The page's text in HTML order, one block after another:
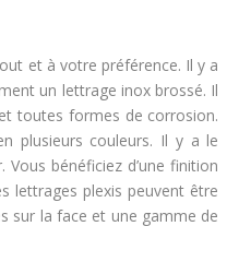
et à votre préférence. Il y a
un lettrage inox brossé. Il
toutes formes de corrosion.
plusieurs couleurs. Il y a le
bénéficiez d’une finition
lettrages plexis peuvent être
sur la face et une gamme de